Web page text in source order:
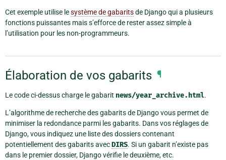
Cet exemple utilise lesystème de gabaritsde Django qui a plusieurs
fonctions puissantes mais s’efforce de rester assez simple à
l’utilisation pour les non-programmeurs.
Élaboration de vos gabarits ¶
Le code ci-dessus charge le gabarit news/year_archive.html.
L’algorithme de recherche des gabarits de Django vous permet de
minimiser la redondance parmi les gabarits. Dans vos réglages de
Django, vous indiquez une liste des dossiers contenant
potentiellement des gabarits avecDIRS. Si un gabarit n’existe pas
dans le premier dossier, Django vérifie le deuxième, etc.